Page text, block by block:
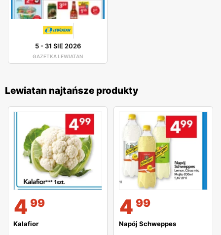
5- 31 SIE 2026
GAZETKA LEWIATAN
Lewiatan najtańsze produkty
4 99
Kalafior
4 99
Napój Schweppes